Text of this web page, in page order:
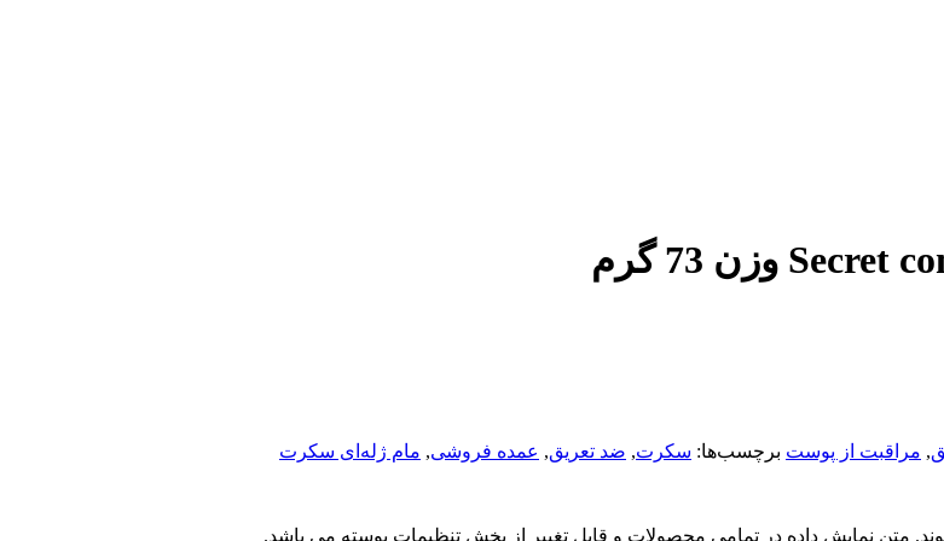
, مراقبت از پوست برچسب‌ها: سکرت, ضد تعریق, عمده فروشی, مام ژله‌ای سکرت
متن نمایش داده در تمامی محصولات و قابل تغییر از بخش تنظیمات پوسته می باشد.